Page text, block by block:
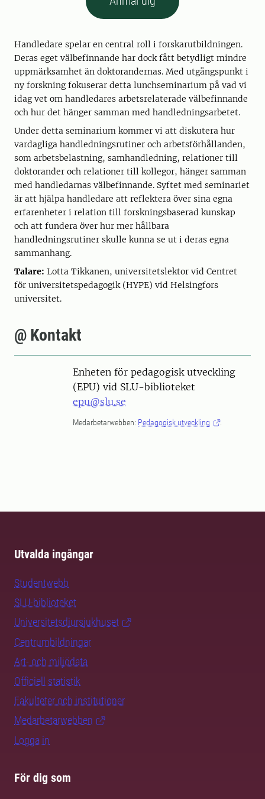
Handledare spelar en central roll i forskarutbildningen.
Deras eget välbefinnande har dock fått betydligt mindre
uppmärksamhet än doktorandernas. Med utgångspunkt i
ny forskning fokuserar detta lunchseminarium på vad vi
idag vet om handledares arbetsrelaterade välbefinnande
och hur det hänger samman med handledningsarbetet.
Under detta seminarium kommer vi att diskutera hur
vardagliga handledningsrutiner och arbetsförhållanden,
som arbetsbelastning, samhandledning, relationer till
doktorander och relationer till kollegor, hänger samman
med handledarnas välbefinnande. Syftet med seminariet
är att hjälpa handledare att reflektera över sina egna
erfarenheter i relation till forskningsbaserad kunskap
och att fundera över hur mer hållbara
handledningsrutiner skulle kunna se ut i deras egna
sammanhang.
Talare: Lotta Tikkanen, universitetslektor vid Centret
för universitetspedagogik (HYPE) vid Helsingfors
universitet.
@ Kontakt
Enheten för pedagogisk utveckling
(EPU) vid SLU-biblioteket
epu@slu.se
Medarbetarwebben: Pedagogisk utveckling .
Utvalda ingångar
Studentwebb
SLU-biblioteket
Universitetsdjursjukhuset
Centrumbildningar
Art- och miljödata
Officiell statistik
Fakulteter och institutioner
Medarbetarwebben
Logga in
För dig som